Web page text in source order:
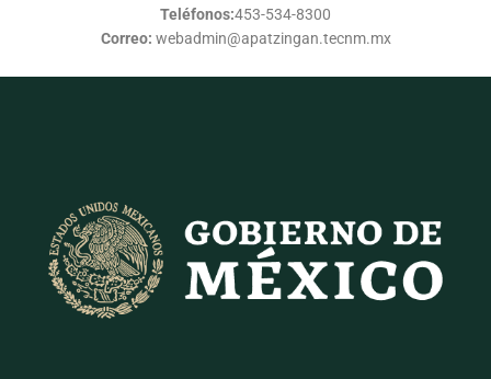
Teléfonos:453-534-8300
Correo: webadmin@apatzingan.tecnm.mx